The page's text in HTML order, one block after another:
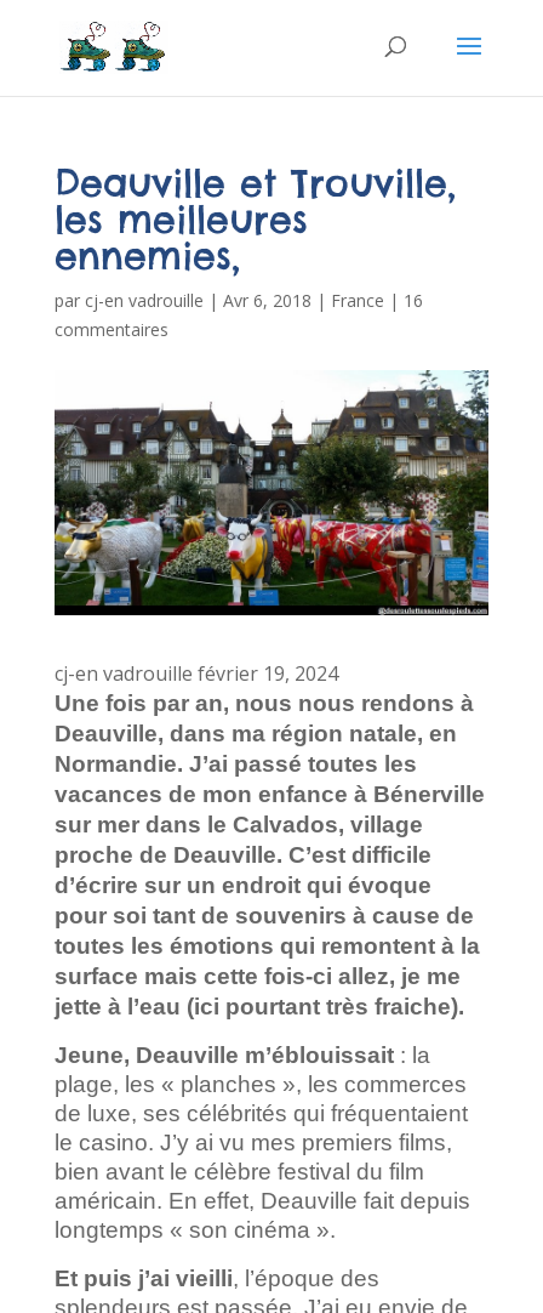
Deauville et Trouville,
les meilleures
ennemies,
par cj-en vadrouille | Avr 6, 2018 | France | 16
commentaires
cj-en vadrouille février 19, 2024
Une fois par an, nous nous rendons à
Deauville, dans ma région natale, en
Normandie. J’ai passé toutes les
vacances de mon enfance à Bénerville
sur mer dans le Calvados, village
proche de Deauville. C’est difficile
d’écrire sur un endroit qui évoque
pour soi tant de souvenirs à cause de
toutes les émotions qui remontent à la
surface mais cette fois-ci allez, je me
jette à l’eau (ici pourtant très fraiche).
Jeune, Deauville m’éblouissait: la
plage, les « planches », les commerces
de luxe, ses célébrités qui fréquentaient
le casino. J’y ai vu mes premiers films,
bien avant le célèbre festival du film
américain. En effet, Deauville fait depuis
longtemps « son cinéma ».
Et puis j’ai vieilli, l’époque des
splendeurs est passée. J’ai eu envie de